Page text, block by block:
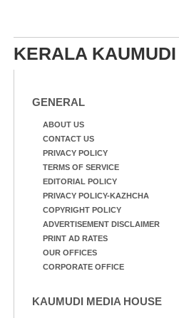
KERALA KAUMUDI
GENERAL
ABOUT US
CONTACT US
PRIVACY POLICY
TERMS OF SERVICE
EDITORIAL POLICY
PRIVACY POLICY-KAZHCHA
COPYRIGHT POLICY
ADVERTISEMENT DISCLAIMER
PRINT AD RATES
OUR OFFICES
CORPORATE OFFICE
KAUMUDI MEDIA HOUSE